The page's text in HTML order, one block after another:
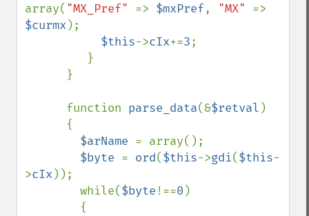
array( "MX_Pref" => $mxPref, "MX"
$curmx );
$this->cIx+=3;
      function
parse_data(&$retval )
$arName = array();
$byte = ord($this->gdi($this-
>cIx ));
        while(
$byte !==0 )